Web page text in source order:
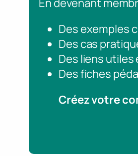
En devenant
Des exemples
Des cas
Des liens utiles
Des fiches
Créez votre